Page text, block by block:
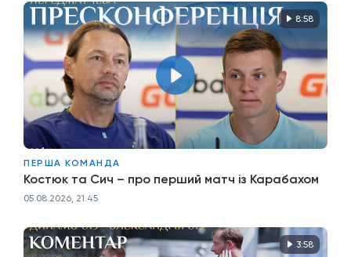
8:58
ПЕРША КОМАНДА
Костюк та Сич – про перший матч із Карабахом
05.08.2026, 21:45
3:58